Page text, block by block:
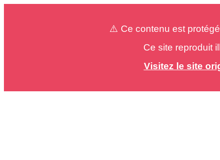
⚠️ Ce contenu est
Ce site reproduit
Visitez le site